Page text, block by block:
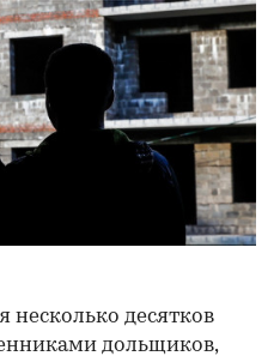
несколько десятков
дольщиков,